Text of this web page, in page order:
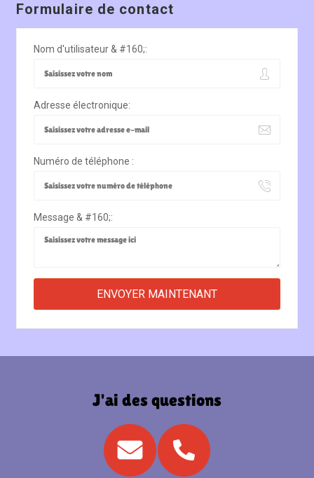
Formulaire de contact
Nom d'utilisateur & #160;:
Adresse électronique:
Numéro de téléphone :
Message & #160;:
J'ai des questions